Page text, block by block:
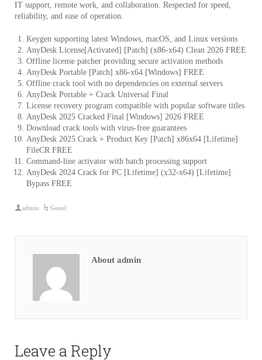
IT support, remote work, and collaboration. Respected for speed,
reliability, and ease of operation.
Keygen supporting latest Windows, macOS, and Linux versions
AnyDesk License[Activated] [Patch] (x86-x64) Clean 2026 FREE
Offline license patcher providing secure activation methods
AnyDesk Portable [Patch] x86-x64 [Windows] FREE
Offline crack tool with no dependencies on external servers
AnyDesk Portable + Crack Universal Final
License recovery program compatible with popular software titles
AnyDesk 2025 Cracked Final [Windows] 2026 FREE
Download crack tools with virus-free guarantees
AnyDesk 2025 Crack + Product Key [Patch] x86x64 [Lifetime]
FileCR FREE
Command-line activator with batch processing support
AnyDesk 2024 Crack for PC [Lifetime] (x32-x64) [Lifetime]
Bypass FREE
admin Genel
About admin
Leave a Reply